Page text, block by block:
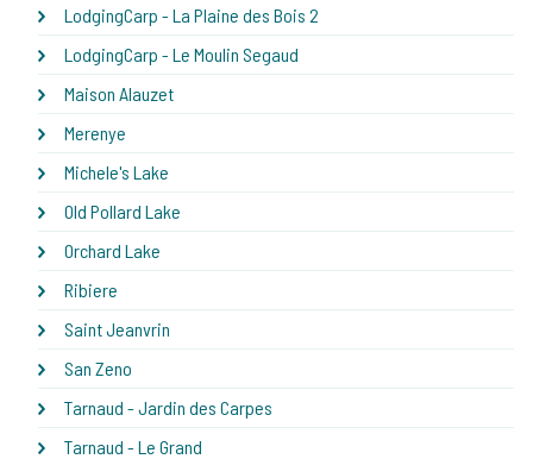
LodgingCarp - La Plaine des Bois 2
LodgingCarp - Le Moulin Segaud
Maison Alauzet
Merenye
Michele's Lake
Old Pollard Lake
Orchard Lake
Ribiere
Saint Jeanvrin
San Zeno
Tarnaud - Jardin des Carpes
Tarnaud - Le Grand